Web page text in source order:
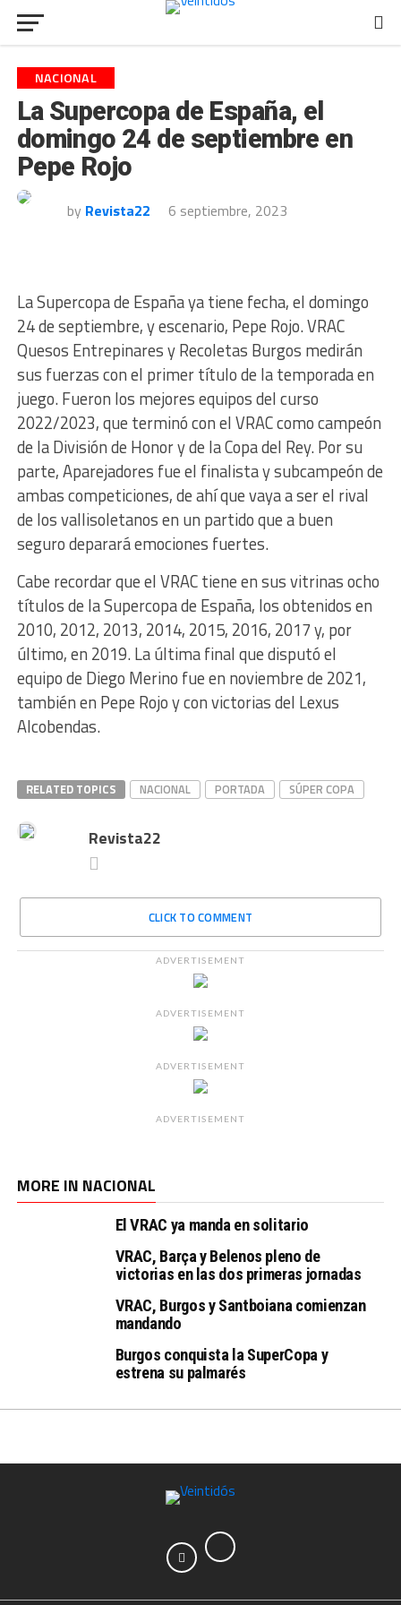
NACIONAL
La Supercopa de España, el
domingo 24 de septiembre en
Pepe Rojo
by Revista22 6 septiembre, 2023
La Supercopa de España ya tiene fecha, el domingo
24 de septiembre, y escenario, Pepe Rojo. VRAC
Quesos Entrepinares y Recoletas Burgos medirán
sus fuerzas con el primer título de la temporada en
juego. Fueron los mejores equipos del curso
2022/2023, que terminó con el VRAC como campeón
de la División de Honor y de la Copa del Rey. Por su
parte, Aparejadores fue el finalista y subcampeón de
ambas competiciones, de ahí que vaya a ser el rival
de los vallisoletanos en un partido que a buen
seguro deparará emociones fuertes.
Cabe recordar que el VRAC tiene en sus vitrinas ocho
títulos de la Supercopa de España, los obtenidos en
2010, 2012, 2013, 2014, 2015, 2016, 2017 y, por
último, en 2019. La última final que disputó el
equipo de Diego Merino fue en noviembre de 2021,
también en Pepe Rojo y con victorias del Lexus
Alcobendas.
RELATED TOPICS NACIONAL PORTADA SÚPER COPA
Revista22
CLICK TO COMMENT
ADVERTISEMENT
ADVERTISEMENT
ADVERTISEMENT
ADVERTISEMENT
MORE IN NACIONAL
El VRAC ya manda en solitario
VRAC, Barça y Belenos pleno de
victorias en las dos primeras jornadas
VRAC, Burgos y Santboiana comienzan
mandando
Burgos conquista la SuperCopa y
estrena su palmarés